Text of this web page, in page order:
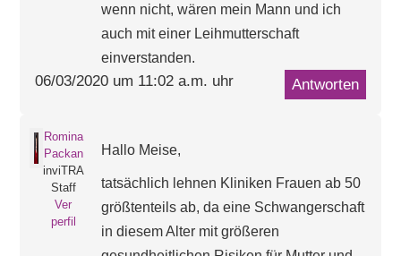
wenn nicht, wären mein Mann und ich
auch mit einer Leihmutterschaft
einverstanden.
06/03/2020 um 11:02 a.m. uhr Antworten
Romina
Packan
inviTRA
Staff
Ver
perfil
Hallo Meise,
tatsächlich lehnen Kliniken Frauen ab 50
größtenteils ab, da eine Schwangerschaft
in diesem Alter mit größeren